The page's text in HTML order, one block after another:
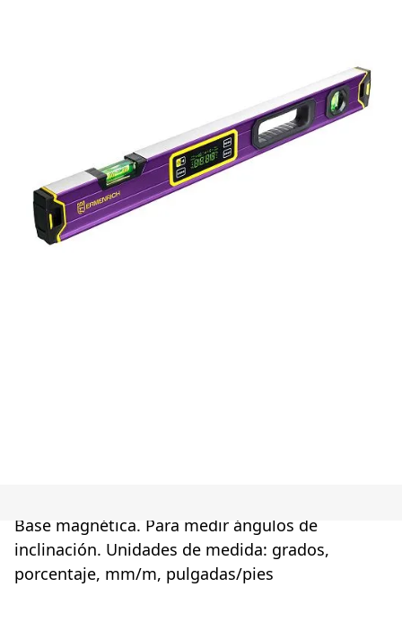
Base magnética. Para medir ángulos de
inclinación. Unidades de medida: grados,
porcentaje, mm/m, pulgadas/pies